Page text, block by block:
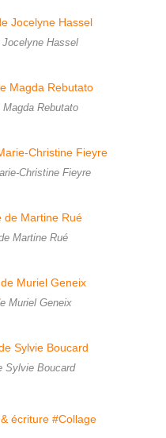
Hassel
Rebutato
Christine Fieyre
Martine Rué
Muriel Geneix
Sylvie Boucard
écriture #Collage